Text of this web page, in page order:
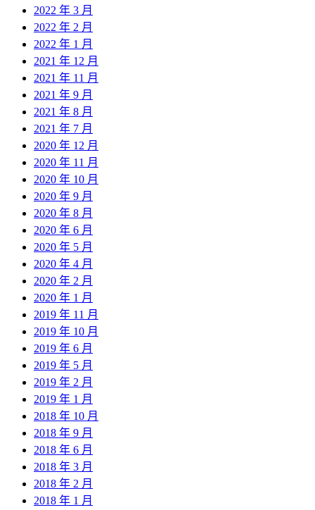
2022 年 3 月
2022 年 2 月
2022 年 1 月
2021 年 12 月
2021 年 11 月
2021 年 9 月
2021 年 8 月
2021 年 7 月
2020 年 12 月
2020 年 11 月
2020 年 10 月
2020 年 9 月
2020 年 8 月
2020 年 6 月
2020 年 5 月
2020 年 4 月
2020 年 2 月
2020 年 1 月
2019 年 11 月
2019 年 10 月
2019 年 6 月
2019 年 5 月
2019 年 2 月
2019 年 1 月
2018 年 10 月
2018 年 9 月
2018 年 6 月
2018 年 3 月
2018 年 2 月
2018 年 1 月